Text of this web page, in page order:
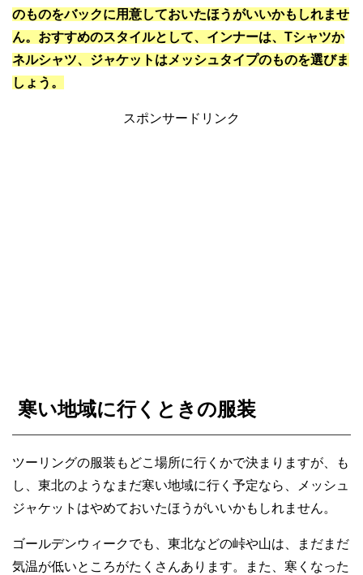
のものをバックに用意しておいたほうがいいかもしれませ
ん。おすすめのスタイルとして、インナーは、Tシャツか
ネルシャツ、ジャケットはメッシュタイプのものを選びま
しょう。
スポンサードリンク
寒い地域に行くときの服装
ツーリングの服装もどこ場所に行くかで決まりますが、も
し、東北のようなまだ寒い地域に行く予定なら、メッシュ
ジャケットはやめておいたほうがいいかもしれません。
ゴールデンウィークでも、東北などの峠や山は、まだまだ
気温が低いところがたくさんあります。また、寒くなった